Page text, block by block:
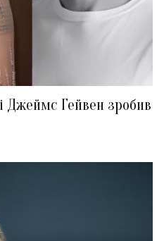
Джеймс Гейвен зробив